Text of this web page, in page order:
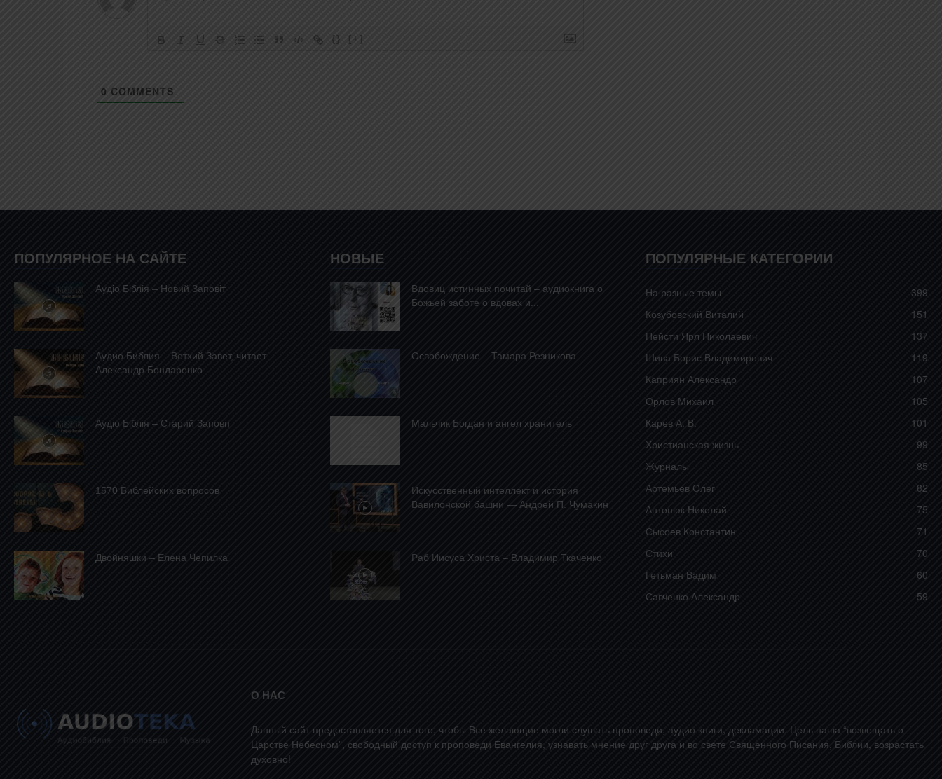
{} [+]
0 COMMENTS
ПОПУЛЯРНОЕ НА САЙТЕ
Аудіо Біблія – Новий Заповіт
Аудио Библия – Ветхий Завет, читает
Александр Бондаренко
Аудіо Біблія – Старий Заповіт
1570 Библейских вопросов
Двойняшки – Елена Чепилка
НОВЫЕ
Вдовиц истинных почитай – аудиокнига о
Божьей заботе о вдовах и...
Освобождение – Тамара Резникова
Mальчик Богдан и ангел хранитель
Искусственный интеллект и история
Вавилонской башни — Андрей П. Чумакин
Раб Иисуса Христа – Владимир Ткаченко
ПОПУЛЯРНЫЕ КАТЕГОРИИ
На разные темы
399
Козубовский Виталий
151
Пейсти Ярл Николаевич
137
Шива Борис Владимирович
119
Каприян Александр
107
Орлов Михаил
105
Карев А. В.
101
Христианская жизнь
99
Журналы
85
Артемьев Олег
82
Антонюк Николай
75
Сысоев Константин
71
Стихи
70
Гетьман Вадим
60
Савченко Александр
59
О НАС
Данный сайт предоставляется для того, чтобы Все желающие могли слушать проповеди, аудио книги, декламации. Цель наша “возвещать о
Царстве Небесном”, свободный доступ к проповеди Евангелия, узнавать мнение друг друга и во свете Священного Писания, Библии, возрастать
духовно!